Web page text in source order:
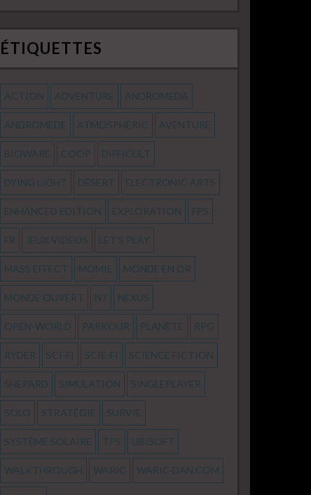
ÉTIQUETTES
ACTION ADVENTURE ANDROMEDA
ANDROMEDE ATMOSPHERIC AVENTURE
BIOWARE COOP DIFFICULT
DYING LIGHT DÉSERT ELECTRONIC ARTS
ENHANCED EDITION EXPLORATION FPS
FR JEUX VIDEOS LET'S PLAY
MASS EFFECT MOMIE MONDE EN OR
MONDE OUVERT N7 NEXUS
OPEN-WORLD PARKOUR PLANÈTE RPG
RYDER SCI-FI SCIE-FI SCIENCE FICTION
SHEPARD SIMULATION SINGLEPLAYER
SOLO STRATÉGIE SURVIE
SYSTÈME SOLAIRE TPS UBISOFT
WALKTHROUGH WARIC WARIC-DAN.COM